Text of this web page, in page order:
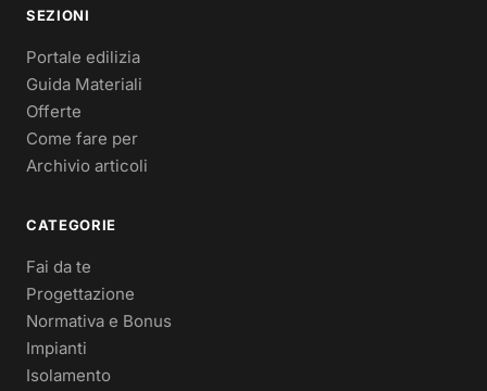
SEZIONI
Portale edilizia
Guida Materiali
Offerte
Come fare per
Archivio articoli
CATEGORIE
Fai da te
Progettazione
Normativa e Bonus
Impianti
Isolamento